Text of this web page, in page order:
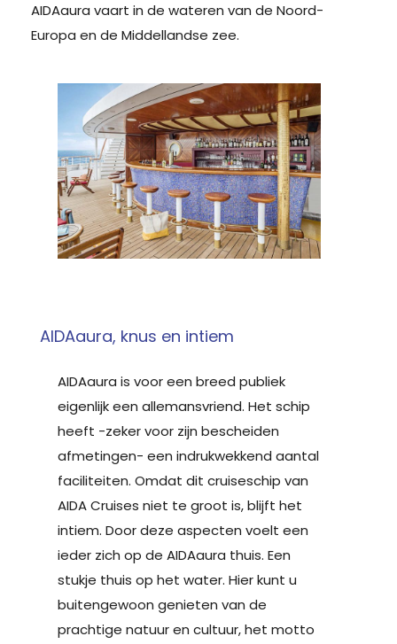
AIDAaura vaart in de wateren van de Noord-
Europa en de Middellandse zee.
AIDAaura, knus en intiem
AIDAaura is voor een breed publiek
eigenlijk een allemansvriend. Het schip
heeft -zeker voor zijn bescheiden
afmetingen- een indrukwekkend aantal
faciliteiten. Omdat dit cruiseschip van
AIDA Cruises niet te groot is, blijft het
intiem. Door deze aspecten voelt een
ieder zich op de AIDAaura thuis. Een
stukje thuis op het water. Hier kunt u
buitengewoon genieten van de
prachtige natuur en cultuur, het motto